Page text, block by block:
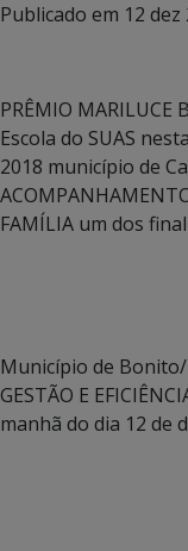
Publicado em 12 dez
PRÊMIO
Escola do SUAS
2018 município de
FAMÍLIA um dos
Município de Bonito/
GESTÃO E
manhã do dia 12 de